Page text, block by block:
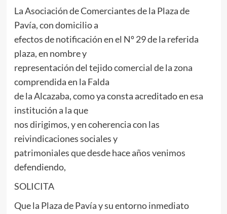
La Asociación de Comerciantes de la Plaza de
Pavía, con domicilio a
efectos de notificación en el Nº 29 de la referida
plaza, en nombre y
representación del tejido comercial de la zona
comprendida en la Falda
de la Alcazaba, como ya consta acreditado en esa
institución a la que
nos dirigimos, y en coherencia con las
reivindicaciones sociales y
patrimoniales que desde hace años venimos
defendiendo,
SOLICITA
Que la Plaza de Pavía y su entorno inmediato